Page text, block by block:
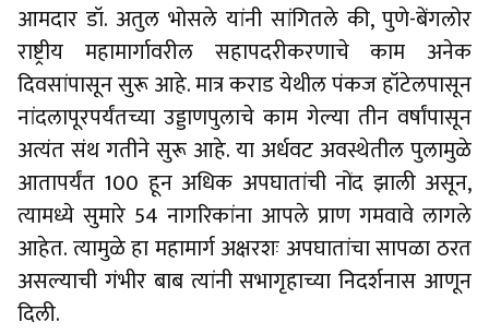
आमदार डॉ. अतुल भोसले यांनी सांगितले की, पुणे-बेंगलोर
राष्ट्रीय महामार्गावरील सहापदरीकरणाचे काम अनेक
दिवसांपासून सुरू आहे. मात्र कराड येथील पंकज हॉटेलपासून
नांदलापूरपर्यंतच्या उड्डाणपुलाचे काम गेल्या तीन वर्षांपासून
अत्यंत संथ गतीने सुरू आहे. या अर्धवट अवस्थेतील पुलामुळे
आतापर्यंत 100 हून अधिक अपघातांची नोंद झाली असून,
त्यामध्ये सुमारे 54 नागरिकांना आपले प्राण गमवावे लागले
आहेत. त्यामुळे हा महामार्ग अक्षरशः अपघातांचा सापळा ठरत
असल्याची गंभीर बाब त्यांनी सभागृहाच्या निदर्शनास आणून
दिली.